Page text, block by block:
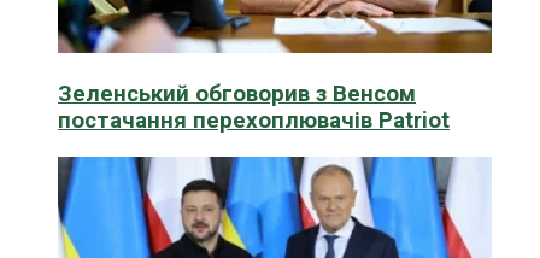
Зеленський обговорив з Венсом
постачання перехоплювачів Patriot